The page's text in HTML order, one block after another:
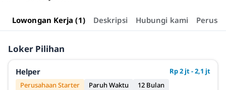
Lowongan Kerja (1) Deskripsi Hubungi kami
Loker Pilihan
Helper
Rp 2 jt - 2,1 jt
Perusahaan Starter
Paruh Waktu
12 Bulan